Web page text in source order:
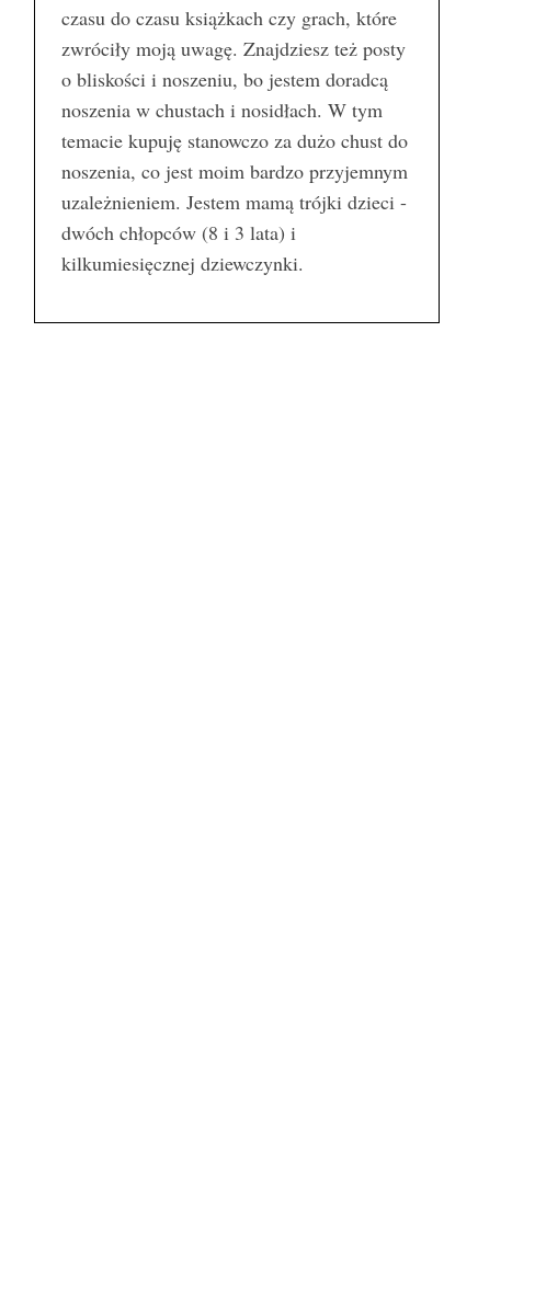
czasu do czasu książkach czy grach, które
zwróciły moją uwagę. Znajdziesz też posty
o bliskości i noszeniu, bo jestem doradcą
noszenia w chustach i nosidłach. W tym
temacie kupuję stanowczo za dużo chust do
noszenia, co jest moim bardzo przyjemnym
uzależnieniem. Jestem mamą trójki dzieci -
dwóch chłopców (8 i 3 lata) i
kilkumiesięcznej dziewczynki.